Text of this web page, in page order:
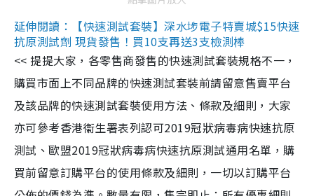
延伸閱讀：【快速測試套裝】深水埗電子特賣城$15快速
抗原測試劑 現貨發售！買10支再送3支檢測棒
<< 提提大家，各零售商發售的快速測試套裝規格不一，
購買市面上不同品牌的快速測試套裝前請留意售賣平台
及該品牌的快速測試套裝使用方法、條款及細則，大家
亦可參考香港衞生署表列認可2019冠狀病毒病快速抗原
測試、歐盟2019冠狀病毒病快速抗原測試通用名單，購
買前留意訂購平台的使用條款及細則，一切以訂購平台